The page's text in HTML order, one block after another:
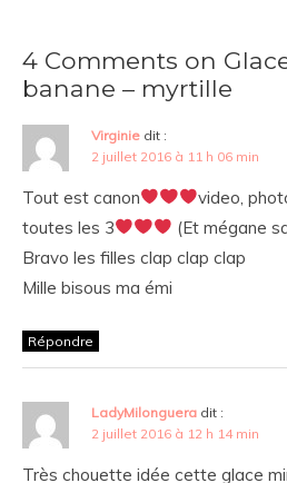
4 Comments on
banane – myrtille
Virginie dit :
2 juillet 2016 à 11 h 06 min
Tout est canon
video,
toutes les 3
(Et mégane
Bravo les filles clap clap clap
Mille bisous ma émi
Répondre
LadyMilonguera dit :
2 juillet 2016 à 12 h 14 min
Très chouette idée cette glace